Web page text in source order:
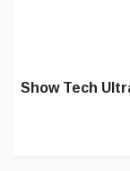
Show Tech